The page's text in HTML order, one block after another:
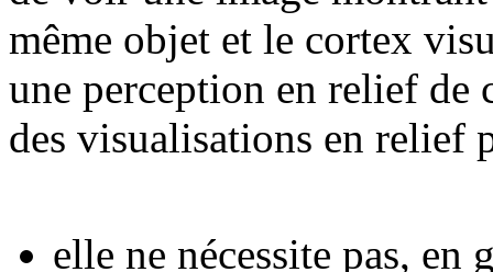
même objet et le cortex
une perception en relief de
des visualisations en relief
elle ne nécessite pas,